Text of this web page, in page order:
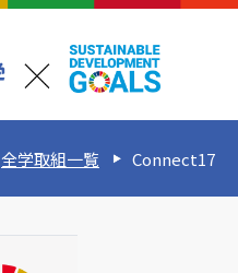
全学取組一覧 Connect17